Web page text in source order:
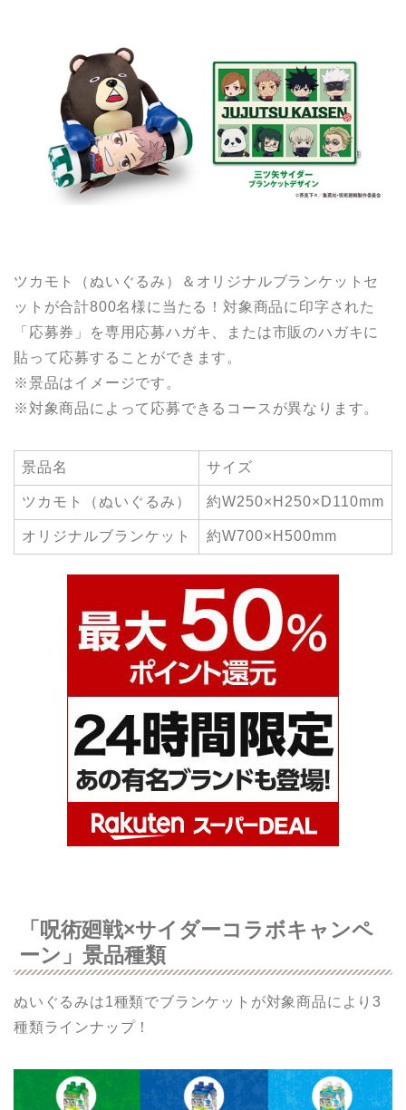
ツカモト（ぬいぐるみ）＆オリジナルブランケットセ
ットが合計800名様に当たる！対象商品に印字された
「応募券」を専用応募ハガキ、または市販のハガキに
貼って応募することができます。
※景品はイメージです。
※対象商品によって応募できるコースが異なります。
景品名 サイズ
ツカモト（ぬいぐるみ） 約W250×H250×D110mm
オリジナルブランケット 約W700×H500mm
「呪術廻戦×サイダーコラボキャンペ
ーン」景品種類
ぬいぐるみは1種類でブランケットが対象商品により3
種類ラインナップ！